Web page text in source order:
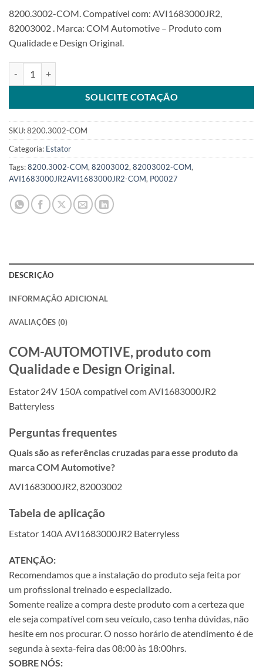
8200.3002-COM. Compatível com: AVI1683000JR2,
82003002 . Marca: COM Automotive – Produto com
Qualidade e Design Original.
SOLICITE COTAÇÃO
SKU:8200.3002-COM
Categoria: Estator
Tags:8200.3002-COM, 82003002, 82003002-COM,
AVI1683000JR2AVI1683000JR2-COM, P00027
DESCRIÇÃO
INFORMAÇÃO ADICIONAL
AVALIAÇÕES (0)
COM-AUTOMOTIVE, produto com
Qualidade e Design Original.
Estator 24V 150A compatível com AVI1683000JR2
Batteryless
Perguntas frequentes
Quais são as referências cruzadas para esse produto da
marca COM Automotive?
AVI1683000JR2, 82003002
Tabela de aplicação
Estator 140A AVI1683000JR2 Baterryless
ATENÇÃO:
Recomendamos que a instalação do produto seja feita por
um profissional treinado e especializado.
Somente realize a compra deste produto com a certeza que
ele seja compatível com seu veículo, caso tenha dúvidas, não
hesite em nos procurar. O nosso horário de atendimento é de
segunda à sexta-feira das 08:00 às 18:00hrs.
SOBRE NÓS: